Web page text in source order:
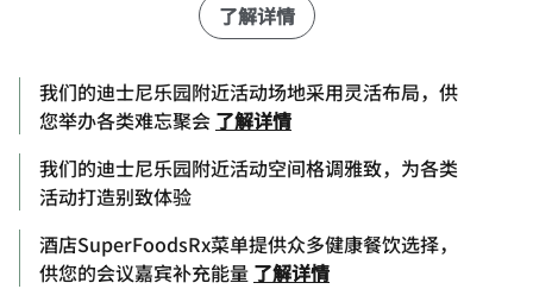
了解详情
我们的迪士尼乐园附近活动场地采用灵活布局，供
您举办各类难忘聚会 了解详情
我们的迪士尼乐园附近活动空间格调雅致，为各类
活动打造别致体验
酒店SuperFoodsRx菜单提供众多健康餐饮选择，
供您的会议嘉宾补充能量 了解详情